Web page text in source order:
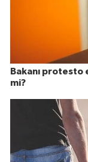
Bakanı protesto
mi?